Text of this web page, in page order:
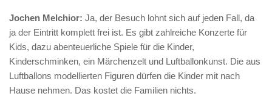
Jochen Melchior: Ja, der Besuch lohnt sich auf jeden Fall, da
ja der Eintritt komplett frei ist. Es gibt zahlreiche Konzerte für
Kids, dazu abenteuerliche Spiele für die Kinder,
Kinderschminken, ein Märchenzelt und Luftballonkunst. Die aus
Luftballons modellierten Figuren dürfen die Kinder mit nach
Hause nehmen. Das kostet die Familien nichts.